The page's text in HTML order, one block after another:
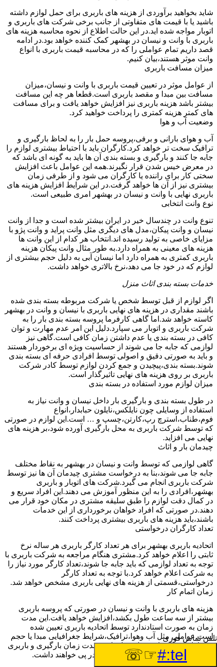
شاید بخواهید برآوردی از هزینه های باربری برای حمل لوازم داشته
باشید یا با قیمت های متفاوتی از جانب برخی شرکت های باربری و
اتوبار مواجه شده اید.در این حالت اطلاع از نحوه محاسبه هزینه های
باربری با وانت و نیسان در بهشهر کمک کننده خواهد بود.در ادامه
قصد داریم تمام عواملی را که در محاسبه قیمت باربری با انواع
وانت موثر هستند،بیان کنیم.
میزان مسافت باربری
از عوامل موثر در تعیین قیمت باربری با وانت و نیسان،میزان
مسافت بین مبدا و مقصد باربری است.قطعا هر چه این مسافت
بیشتر باشد هزینه باربری نیز افزایش خواهد یافت و برای مسافت
های کمتر هزینه کمتری را پرداخت خواهید کرد.
وضعیت آب و هوا
آب و هوای بارانی و برفی،پروسه حمل بار را به لحاظ بارگیری و
ترافیک سخت تر خواهد کرد.کارگران باید با احتیاط بیشتری لوازم را
جابه جا کنند و بارگیری و بسته بندی آن ها باید به گونه ای باشد که
در معرض خیس شدن قرار نگیرند.همه این عوامل باعث افزایش
سختی کار برای راننده یا کارگران می شود و از طرفی زمان
بیشتری نیز از آن ها خواهد گرفت.در این شرایط افزایش هزینه های
باربری نهایی با وانت و نیسان در بهشهر امری طبیعی است.
نوع وانت انتخابی
تنوع وانت در چندسال خیر در ایران بیشتر شده است و جدا از وانت
نیسان و وانت پیکان،مدل های دیگری مثل وانت پراید و وانت پژو با
مزایای خاصی به تولید رسیده اند.انتخاب هر کدام از این وانت ها
هزینه های معینی به همراه دارد.به طور مثال وانت پیکان هزینه
باربری کمتری به همراه دارد اما نیسان آبی به دلیل حجم بیشتری از
لوازم که در خود جا می دهد،نرخ بالاتری خواهد داشت.
خدمات بسته بندی اثاث منزل
اگر لوازم از قبل توسط شخص یا شرکت مربوطه بسته بندی شده
باشند مقداری در هزینه های نهایی باربری با نیسان و وانت در بهشهر
کاسته خواهد شد.اما گاهی کارفرما پروسه بسته بندی بار را به
شرکت باربری و اتوبار می سپارد.دلیل این امر عدم مهارت و توان
کافی در بسته بندی یا عدم داشتن زمان کافی است.گاهی نیز
لوازمی که جابه جا می شوند از حساسیت ویژه ای برخوردار هستند
و باید به صورتی دقیق و اصولی توسط افرادی حرفه ای بسته بندی
شوند.بسته بندی،پیچیدن و جمع کردن لوازم توسط کادر شرکت
باربری بر روی هزینه های نهایی تاثیرگذار است.
میزان لوازم مورد استفاده در بسته بندی
در طول بسته بندی و بارگیری بار داخل نیسان و وانت نیاز به
استفاده از وسایلی چون نایلکس،نایلون حبابدار،انواع
فوم،طناب،استرچ رپ،کارتن،چسپ و … است.این لوازم در صورتی
که توسط شرکت باربری به محل بارگیری آورده شود،بر هزینه های
نهایی می افزاید.
چیدمان بار و اثاث
گاهی لوازمی که توسط وانت و نیسان در بهشهر به نقاط مختلف
جابه جا می شوند،بنا به درخواست مشتری چیدمان آن ها نیز توسط
شرکت باربری انجام می گیرد.شرکت های اتوبار و باربری
بهشهر،افرادی را به این منظور آموزش می دهند.این افراد سریع و
در کمال دقت لوازم را طبق سلیقه مشتری در مکان خود قرار می
دهند.در صورتی که افراد خواهان برخورداری از این خدمات
باشند،باید هزینه های باربری بیشتری پرداخت کنند.
تعداد کارگران درخواستی
اتحادیه باربری بهشهر برای هر تعداد کارگر باربری هر ساله نرخ
ثابتی را اعلام خواهد کرد.مشتری هنگام مراجعه به شرکت باربری با
توجه به تعداد لوازمی که باید جابه جا شوند،تعداد کارگر مورد نیاز را
به شرکت اعلام خواهد کرد.با توجه به تعداد کارگر
درخواستی،قسمتی از هزینه های نهایی باربری مشخص خواهد شد.
زمان اتمام کار
هزینه های باربری با وانت و نیسان در صورتی که پروسه باربری
بیشتر از سه ساعت طول بکشد،افزایش خواهد یافت.این مدت
زمان به صورت استادندارد توسط اتحادیه باربری تعیین شده
است.عواملی مثل آب وهوا،ترافیک،شرایط جغرافیایی مبدا یا حجم
زیاد لوازم ممکن است باعث افزایش مدت زمان بارگیری و باربری
شوند که افزایش هزینه های باربری را در پی خواهند داشت.
تعداد طبقات ساختمان مبدا و مقصد
تلفن تماس فوری
tel:#
☞☏